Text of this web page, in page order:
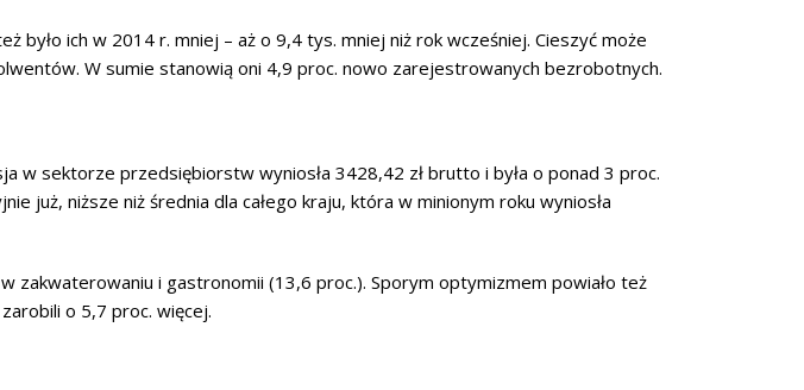
było ich w 2014 r. mniej – aż o 9,4 tys. mniej niż rok wcześniej. Cieszyć może
W sumie stanowią oni 4,9 proc. nowo zarejestrowanych bezrobotnych.
w sektorze przedsiębiorstw wyniosła 3428,42 zł brutto i była o ponad 3 proc.
już, niższe niż średnia dla całego kraju, która w minionym roku wyniosła
zakwaterowaniu i gastronomii (13,6 proc.). Sporym optymizmem powiało też
o 5,7 proc. więcej.